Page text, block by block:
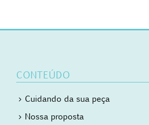
CONTEÚDO
Cuidando da sua peça
Nossa proposta